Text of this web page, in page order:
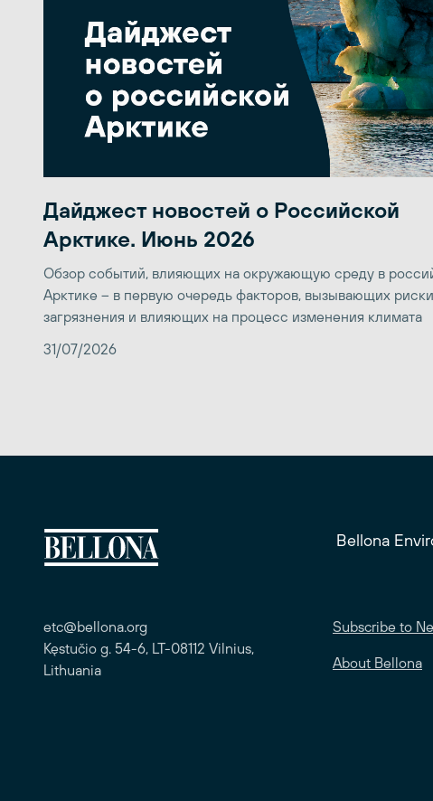
Дайджест новостей о Российской
Арктике. Июнь 2026
Обзор событий, влияющих на окружающую среду в
Арктике – в первую очередь факторов, вызывающих риски
загрязнения и влияющих на процесс изменения климата
31/07/2026
Bellona
etc@bellona.org
Kęstučio g. 54-6, LT-08112 Vilnius,
Lithuania
Subscribe to
About Bellona